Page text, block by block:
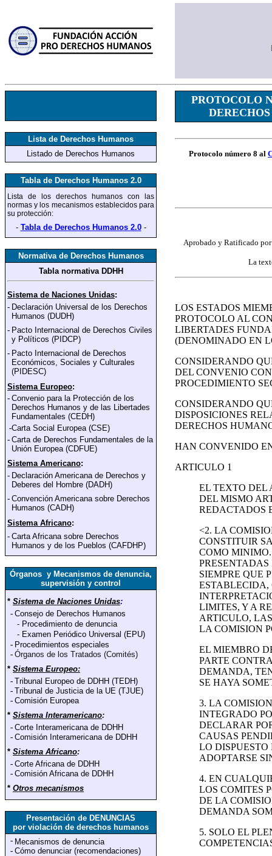
Lista de Derechos Humanos
Listado de Derechos Humanos
Tabla de Derechos Humanos 2.0
Lista de los derechos humanos con las
normas y los mecanismos establecidos para
su protección:
- Tabla de Derechos Humanos 2.0-
Normativa de Derechos Humanos
Tabla normativa DDHH
Sistema de Naciones Unidas:
- Declaración Universal de los Derechos
Humanos (DUDH)
- Pacto Internacional de Derechos Civiles
y Políticos (PIDCP)
- Pacto Internacional de Derechos
Económicos, Sociales y Culturales
(PIDESC)
Sistema Europeo:
- Convenio para la Protección de los
Derechos Humanos y de las Libertades
Fundamentales (CEDH)
-Carta Social Europea (CSE)
- Carta de Derechos Fundamentales de la
Unión Europea(CDFUE)
Sistema Americano:
- Declaración Americana de Derechos y
Deberes del Hombre (DADH)
- Convención Americana sobre Derechos
Humanos (CADH)
Sistema Africano:
- Carta Africana sobre Derechos
Humanos y de los Pueblos (CAFDHP)
Órganos y Mecanismos de denuncia,
supervisión y control
* Sistema de Naciones Unidas:
- Consejo de Derechos Humanos
- Procedimiento de denuncia
- Examen Periódico Universal (EPU)
- Procedimientos especiales
- Órganos de los Tratados (Comités)
* Sistema Europeo:
- Tribunal Europeo de DDHH (TEDH)
- Tribunal de Justicia de la UE (TJUE)
- Comisión Europea
* Sistema Interamericano:
- Corte Interamericana de DDHH
- Comisión Interamericana de DDHH
* Sistema Africano:
- Corte Africana de DDHH
- Comisión Africana de DDHH
* Otros mecanismos
Presentación de DENUNCIAS
por violación de derechos humanos
- Mecanismos de denuncia
- Cómo denunciar (recomendaciones)
PROTOCOLO
Protocolo número 8 al
Aprobado y Ratificado
La
LOS ESTADOS
PROTOCOLO AL
LIBERTADES
(DENOMINADO EN
CONSIDERANDO
DEL CONVENIO
PROCEDIMIENTO
CONSIDERANDO
DISPOSICIONES
DERECHOS
HAN CONVENIDO
ARTICULO 1
EL TEXTO DEL
DEL MISMO
REDACTADOS
<2. LA
CONSTITUIR
COMO
SIEMPRE QUE
ESTABLECIDA,
LIMITES, Y A
ARTICULO,
LA COMISION
EL MIEMBRO
PARTE
DEMANDA,
SE HAYA
3. LA
INTEGRADO
DECLARAR
CAUSAS
LO
ADOPTARSE
4. EN
LOS COMITES
DE LA
DEMANDA
5. SOLO EL